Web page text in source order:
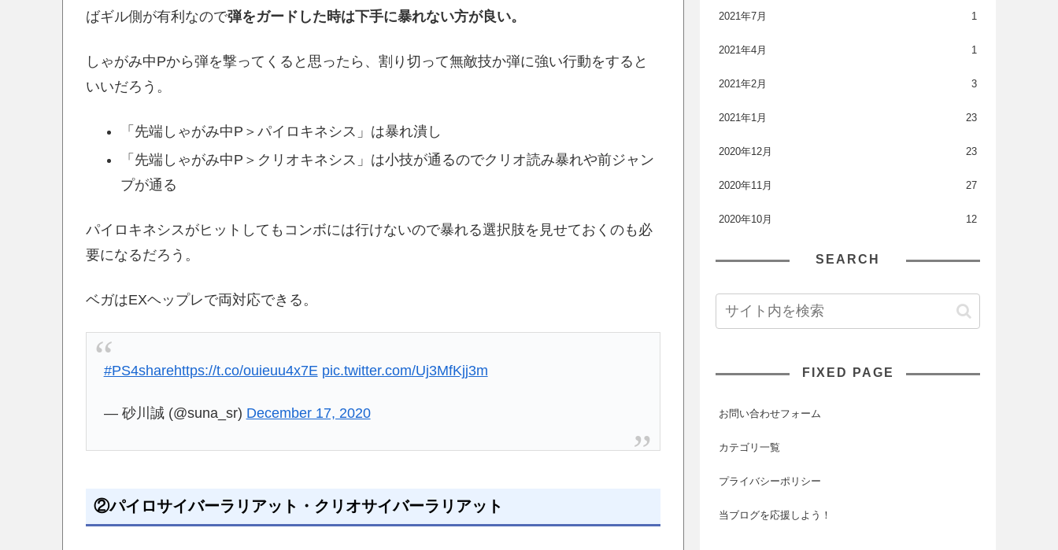
ばギル側が有利なので弾をガードした時は下手に暴れない方が良い。
しゃがみ中Pから弾を撃ってくると思ったら、割り切って無敵技か弾に強い行動をすると
いいだろう。
「先端しゃがみ中P＞パイロキネシス」は暴れ潰し
「先端しゃがみ中P＞クリオキネシス」は小技が通るのでクリオ読み暴れや前ジャン
プが通る
パイロキネシスがヒットしてもコンボには行けないので暴れる選択肢を見せておくのも必
要になるだろう。
ベガはEXヘップレで両対応できる。
#PS4sharehttps://t.co/ouieuu4x7E pic.twitter.com/Uj3MfKjj3m
— 砂川誠 (@suna_sr) December 17, 2020
②パイロサイバーラリアット・クリオサイバーラリアット
2021年7月 1
2021年4月 1
2021年2月 3
2021年1月 23
2020年12月 23
2020年11月 27
2020年10月 12
SEARCH
FIXED PAGE
お問い合わせフォーム
カテゴリ一覧
プライバシーポリシー
当ブログを応援しよう！